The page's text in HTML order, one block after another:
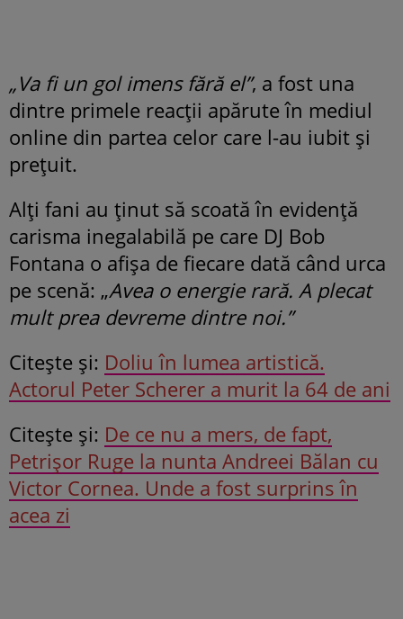
„Va fi un gol imens fără el”, a fost una
dintre primele reacții apărute în mediul
online din partea celor care l-au iubit și
prețuit.
Alți fani au ținut să scoată în evidență
carisma inegalabilă pe care DJ Bob
Fontana o afișa de fiecare dată când urca
pe scenă: „Avea o energie rară. A plecat
mult prea devreme dintre noi.”
Citeşte şi: Doliu în lumea artistică.
Actorul Peter Scherer a murit la 64 de ani
Citeşte şi: De ce nu a mers, de fapt,
Petrișor Ruge la nunta Andreei Bălan cu
Victor Cornea. Unde a fost surprins în
acea zi